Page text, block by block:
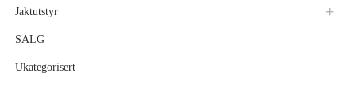
Jaktutstyr
SALG
Ukategorisert